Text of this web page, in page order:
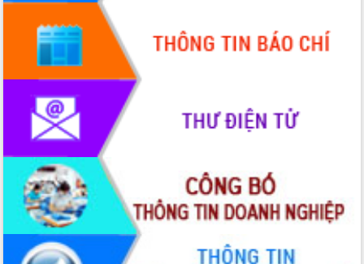
Quyết liệt cải cách hành chính, khơi
thông nguồn lực phát triển
Nâng cao hiệu lực, hiệu quả HĐND
tỉnh thông qua hiện đại hóa hành chính
Xã Ea Phê gắn cải cách hành chính với
chuyển đổi số
Phó Chủ tịch Thường trực UBND tỉnh
Hồ Thị Nguyên Thảo làm việc tại Trung
tâm Phục vụ hành chính công xã Ea
Xây dựng nền hành chính số đồng
hành cùng nông dân dân, doanh nghiệp
Giai đoạn 2026-2030, Đắk Lắk phấn
đấu có 77% xã đạt chuẩn nông thôn
mới